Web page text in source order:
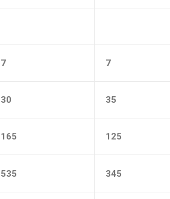
7 7
30 35
165 125
535 345